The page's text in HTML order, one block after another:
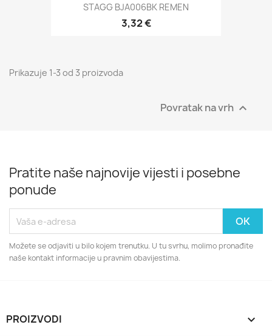
STAGG BJA006BK REMEN
3,32 €
Prikazuje 1-3 od 3 proizvoda
Povratak na vrh 
Pratite naše najnovije vijesti i posebne
ponude
Možete se odjaviti u bilo kojem trenutku. U tu svrhu, molimo pronađite
naše kontakt informacije u pravnim obavijestima.
PROIZVODI 